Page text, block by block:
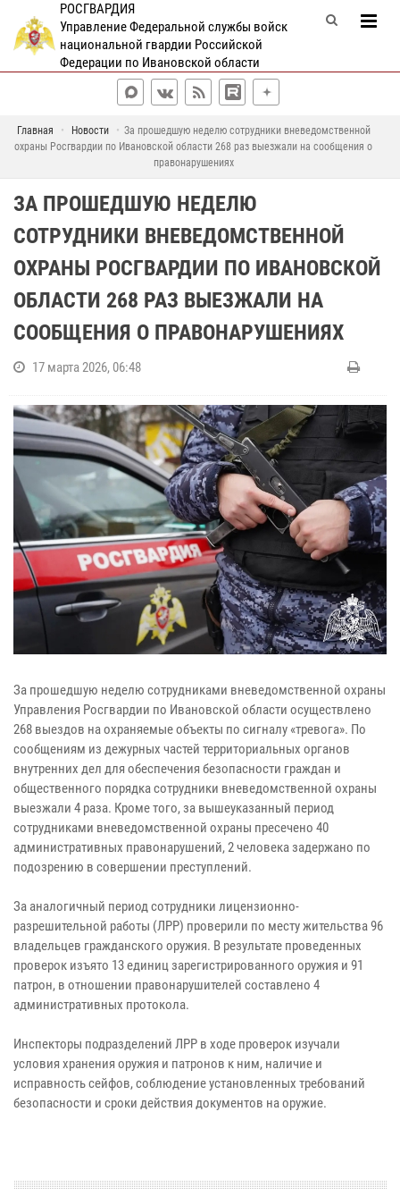
РОСГВАРДИЯ
Управление Федеральной службы войск
национальной гвардии Российской
Федерации по Ивановской области
Главная Новости
За прошедшую неделю сотрудники вневедомственной
охраны Росгвардии по Ивановской области 268 раз выезжали на сообщения о
правонарушениях
ЗА ПРОШЕДШУЮ НЕДЕЛЮ
СОТРУДНИКИ ВНЕВЕДОМСТВЕННОЙ
ОХРАНЫ РОСГВАРДИИ ПО ИВАНОВСКОЙ
ОБЛАСТИ 268 РАЗ ВЫЕЗЖАЛИ НА
СООБЩЕНИЯ О ПРАВОНАРУШЕНИЯХ
17 марта 2026, 06:48
За прошедшую неделю сотрудниками вневедомственной охраны
Управления Росгвардии по Ивановской области осуществлено
268 выездов на охраняемые объекты по сигналу «тревога». По
сообщениям из дежурных частей территориальных органов
внутренних дел для обеспечения безопасности граждан и
общественного порядка сотрудники вневедомственной охраны
выезжали 4 раза. Кроме того, за вышеуказанный период
сотрудниками вневедомственной охраны пресечено 40
административных правонарушений, 2 человека задержано по
подозрению в совершении преступлений.
За аналогичный период сотрудники лицензионно-
разрешительной работы (ЛРР) проверили по месту жительства 96
владельцев гражданского оружия. В результате проведенных
проверок изъято 13 единиц зарегистрированного оружия и 91
патрон, в отношении правонарушителей составлено 4
административных протокола.
Инспекторы подразделений ЛРР в ходе проверок изучали
условия хранения оружия и патронов к ним, наличие и
исправность сейфов, соблюдение установленных требований
безопасности и сроки действия документов на оружие.